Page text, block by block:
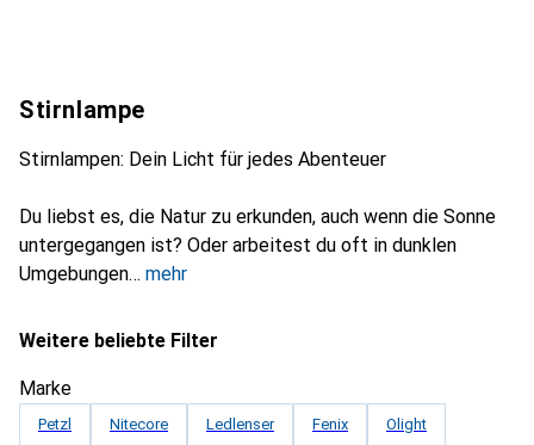
Stirnlampe
Stirnlampen: Dein Licht für jedes Abenteuer
Du liebst es, die Natur zu erkunden, auch wenn die Sonne
untergegangen ist? Oder arbeitest du oft in dunklen
Umgebungen
mehr
Weitere beliebte Filter
Marke
Petzl Nitecore Ledlenser Fenix Olight